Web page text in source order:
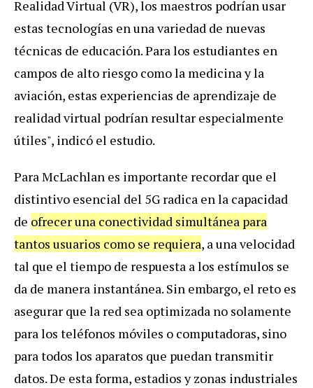
Realidad Virtual (VR), los maestros podrían usar
estas tecnologías en una variedad de nuevas
técnicas de educación. Para los estudiantes en
campos de alto riesgo como la medicina y la
aviación, estas experiencias de aprendizaje de
realidad virtual podrían resultar especialmente
útiles", indicó el estudio.
Para McLachlan es importante recordar que el
distintivo esencial del 5G radica en la capacidad
de ofrecer una conectividad simultánea para
tantos usuarios como se requiera, a una velocidad
tal que el tiempo de respuesta a los estímulos se
da de manera instantánea. Sin embargo, el reto es
asegurar que la red sea optimizada no solamente
para los teléfonos móviles o computadoras, sino
para todos los aparatos que puedan transmitir
datos. De esta forma, estadios y zonas industriales